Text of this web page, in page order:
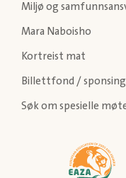
Miljø og
Mara Naboisho
Kortreist mat
Billettfond / sponsing
Søk om spesielle